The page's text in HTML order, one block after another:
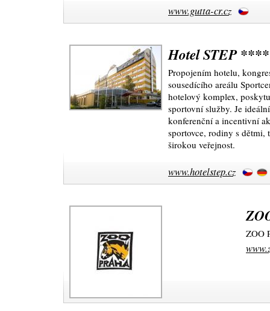
www.gutta-cr.cz
Hotel STEP
Propojením hotelu,
sousedícího areálu
hotelový komplex,
sportovní služby. Je
konferenční a incentivní
sportovce, rodiny s
širokou veřejnost.
www.hotelstep.cz
ZOO